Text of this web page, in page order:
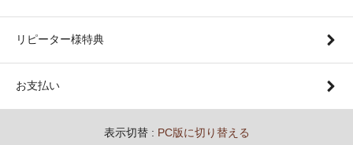
リピーター様特典
お支払い
表示切替 : PC版に切り替える